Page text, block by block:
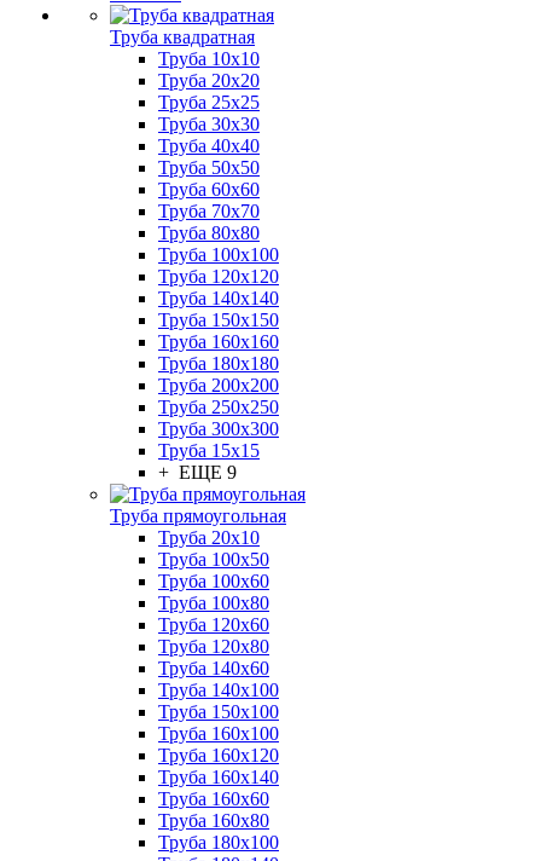
Труба квадратная
Труба 10x10
Труба 20x20
Труба 25x25
Труба 30x30
Труба 40x40
Труба 50x50
Труба 60x60
Труба 70x70
Труба 80x80
Труба 100x100
Труба 120x120
Труба 140x140
Труба 150x150
Труба 160x160
Труба 180x180
Труба 200x200
Труба 250x250
Труба 300x300
Труба 15x15
+ ЕЩЕ 9
Труба прямоугольная
Труба 20x10
Труба 100x50
Труба 100x60
Труба 100x80
Труба 120x60
Труба 120x80
Труба 140x60
Труба 140x100
Труба 150x100
Труба 160x100
Труба 160x120
Труба 160x140
Труба 160x60
Труба 160x80
Труба 180x100